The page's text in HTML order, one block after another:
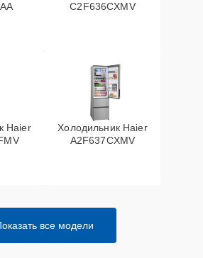
C2F636CXMV
Haier
Холодильник Haier
A2F637CXMV
все модели